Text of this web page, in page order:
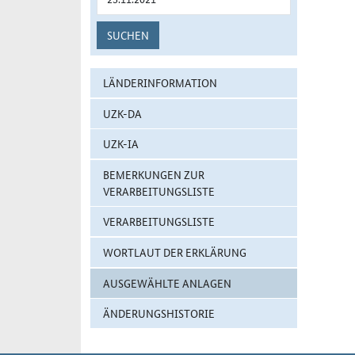
SUCHEN
LÄNDERINFORMATION
UZK-DA
UZK-IA
BEMERKUNGEN ZUR
VERARBEITUNGSLISTE
VERARBEITUNGSLISTE
WORTLAUT DER ERKLÄRUNG
AUSGEWÄHLTE ANLAGEN
ÄNDERUNGSHISTORIE